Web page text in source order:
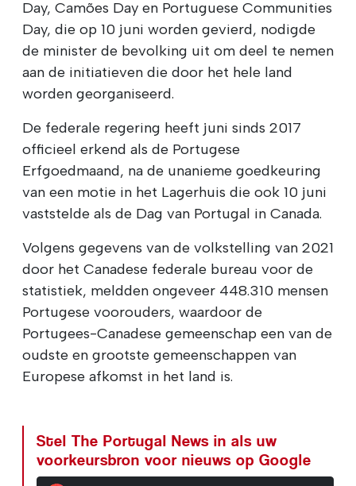
Day, Camões Day en Portuguese Communities
Day, die op 10 juni worden gevierd, nodigde
de minister de bevolking uit om deel te nemen
aan de initiatieven die door het hele land
worden georganiseerd.
De federale regering heeft juni sinds 2017
officieel erkend als de Portugese
Erfgoedmaand, na de unanieme goedkeuring
van een motie in het Lagerhuis die ook 10 juni
vaststelde als de Dag van Portugal in Canada.
Volgens gegevens van de volkstelling van 2021
door het Canadese federale bureau voor de
statistiek, meldden ongeveer 448.310 mensen
Portugese voorouders, waardoor de
Portugees-Canadese gemeenschap een van de
oudste en grootste gemeenschappen van
Europese afkomst in het land is.
Stel The Portugal News in als uw
voorkeursbron voor nieuws op Google